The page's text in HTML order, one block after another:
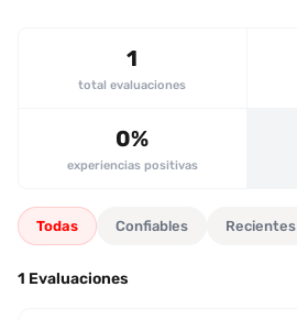
1
total evaluaciones
0%
experiencias positivas
Todas Confiables Recientes
1 Evaluaciones